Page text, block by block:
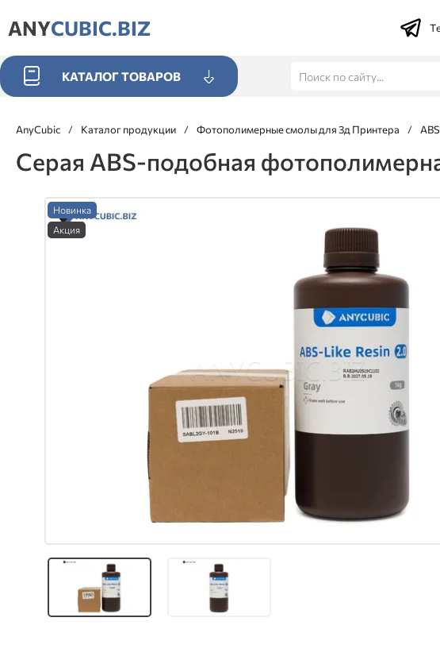
ANYCUBIC.BIZ
КАТАЛОГ ТОВАРОВ
AnyCubic / Каталог продукции / Фотополимерные смолы для 3д Принтера /
Серая ABS-подобная
Новинка
Акция